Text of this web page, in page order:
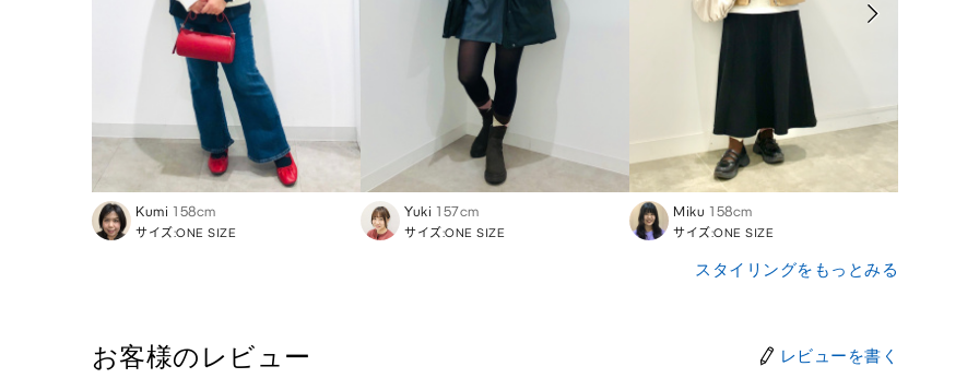
Kumi 158cm
サイズ:ONE SIZE
Yuki 157cm
サイズ:ONE SIZE
Miku 158cm
サイズ:ONE SIZE
スタイリングをもっとみる
お客様のレビュー レビューを書く